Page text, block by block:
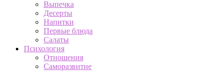
Выпечка
Десерты
Напитки
Первые блюда
Салаты
Психология
Отношения
Саморазвитие